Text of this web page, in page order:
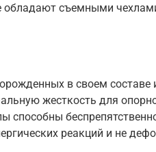
съемными
в своем
жесткость для
реакций и не